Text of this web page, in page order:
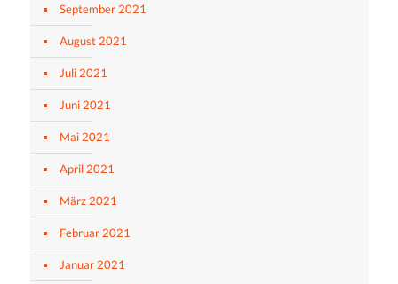
September 2021
August 2021
Juli 2021
Juni 2021
Mai 2021
April 2021
März 2021
Februar 2021
Januar 2021